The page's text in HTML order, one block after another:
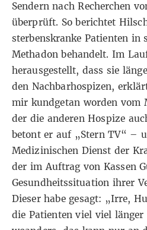
Sendern nach Recherchen
überprüft. So berichtet
sterbenskranke Patienten in
Methadon behandelt. Im
herausgestellt, dass sie
den Nachbarhospizen,
mir kundgetan worden vom
der die anderen Hospize
betont er auf „Stern TV“ –
Medizinischen Dienst der
der im Auftrag von Kassen
Gesundheitssituation ihrer
Dieser habe gesagt: „Irre,
die Patienten viel viel